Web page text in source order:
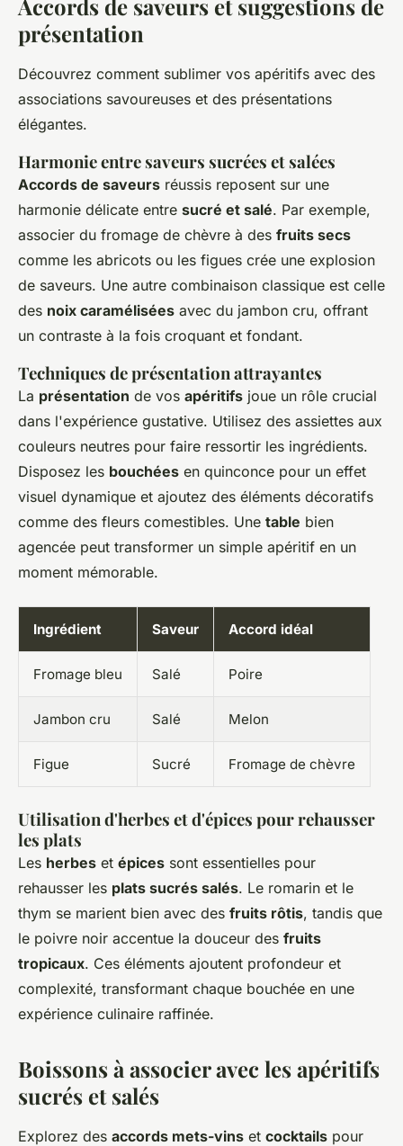
Accords de saveurs et suggestions de
présentation
Découvrez comment sublimer vos apéritifs avec des
associations savoureuses et des présentations
élégantes.
Harmonie entre saveurs sucrées et salées
Accords de saveurs réussis reposent sur une
harmonie délicate entre sucré et salé. Par exemple,
associer du fromage de chèvre à des fruits secs
comme les abricots ou les figues crée une explosion
de saveurs. Une autre combinaison classique est celle
des noix caramélisées avec du jambon cru, offrant
un contraste à la fois croquant et fondant.
Techniques de présentation attrayantes
La présentation de vos apéritifs joue un rôle crucial
dans l'expérience gustative. Utilisez des assiettes aux
couleurs neutres pour faire ressortir les ingrédients.
Disposez les bouchées en quinconce pour un effet
visuel dynamique et ajoutez des éléments décoratifs
comme des fleurs comestibles. Une table bien
agencée peut transformer un simple apéritif en un
moment mémorable.
Ingrédient Saveur Accord idéal
Fromage bleu Salé Poire
Jambon cru Salé Melon
Figue Sucré Fromage de chèvre
Utilisation d'herbes et d'épices pour rehausser
les plats
Les herbes et épices sont essentielles pour
rehausser les plats sucrés salés. Le romarin et le
thym se marient bien avec des fruits rôtis, tandis que
le poivre noir accentue la douceur des fruits
tropicaux. Ces éléments ajoutent profondeur et
complexité, transformant chaque bouchée en une
expérience culinaire raffinée.
Boissons à associer avec les apéritifs
sucrés et salés
Explorez des accords mets-vins et cocktails pour